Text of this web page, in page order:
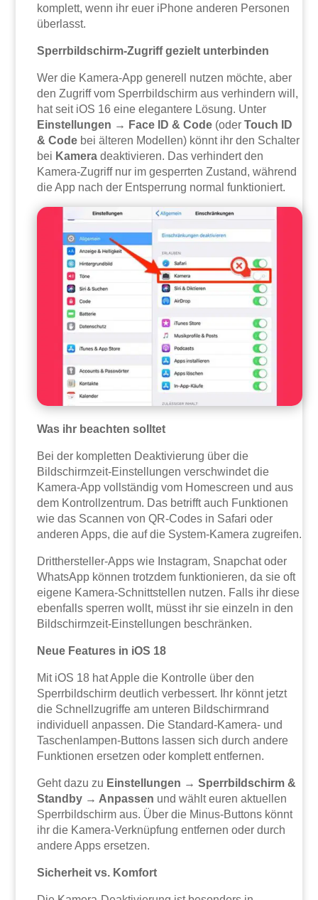
komplett, wenn ihr euer iPhone anderen Personen
überlasst.
Sperrbildschirm-Zugriff gezielt unterbinden
Wer die Kamera-App generell nutzen möchte, aber
den Zugriff vom Sperrbildschirm aus verhindern will,
hat seit iOS 16 eine elegantere Lösung. Unter
Einstellungen → Face ID & Code (oderTouch ID
& Code bei älteren Modellen) könnt ihr den Schalter
bei Kamera deaktivieren. Das verhindert den
Kamera-Zugriff nur im gesperrten Zustand, während
die App nach der Entsperrung normal funktioniert.
Was ihr beachten solltet
Bei der kompletten Deaktivierung über die
Bildschirmzeit-Einstellungen verschwindet die
Kamera-App vollständig vom Homescreen und aus
dem Kontrollzentrum. Das betrifft auch Funktionen
wie das Scannen von QR-Codes in Safari oder
anderen Apps, die auf die System-Kamera zugreifen.
Dritthersteller-Apps wie Instagram, Snapchat oder
WhatsApp können trotzdem funktionieren, da sie oft
eigene Kamera-Schnittstellen nutzen. Falls ihr diese
ebenfalls sperren wollt, müsst ihr sie einzeln in den
Bildschirmzeit-Einstellungen beschränken.
Neue Features in iOS 18
Mit iOS 18 hat Apple die Kontrolle über den
Sperrbildschirm deutlich verbessert. Ihr könnt jetzt
die Schnellzugriffe am unteren Bildschirmrand
individuell anpassen. Die Standard-Kamera- und
Taschenlampen-Buttons lassen sich durch andere
Funktionen ersetzen oder komplett entfernen.
Geht dazu zu Einstellungen → Sperrbildschirm &
Standby → Anpassen und wählt euren aktuellen
Sperrbildschirm aus. Über die Minus-Buttons könnt
ihr die Kamera-Verknüpfung entfernen oder durch
andere Apps ersetzen.
Sicherheit vs. Komfort